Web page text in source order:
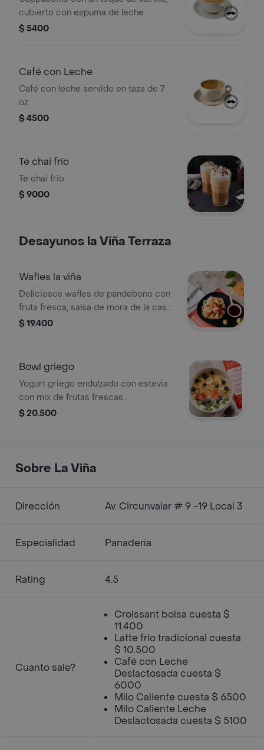
cubierto con espuma de leche.
$ 5400
Café con Leche
Café con leche servido en taza de 7
oz.
$ 4500
Te chai frio
Te chai frio
$ 9000
Desayunos la Viña Terraza
Wafles la viña
Deliciosos wafles de pandebono con
fruta fresca, salsa de mora de la casa
y miel de maple.
$ 19.400
Bowl griego
Yogurt griego endulzado con estevia
con mix de frutas frescas
acompañado con granola .
$ 20.500
Sobre La Viña
Dirección Av. Circunvalar # 9 -19 Local 3
Especialidad Panadería
Rating 4.5
Cuanto sale?
Croissant bolsa cuesta $
11.400
Latte frio tradicional cuesta
$ 10.500
Café con Leche
Deslactosada cuesta $
6000
Milo Caliente cuesta $ 6500
Milo Caliente Leche
Deslactosada cuesta $ 5100